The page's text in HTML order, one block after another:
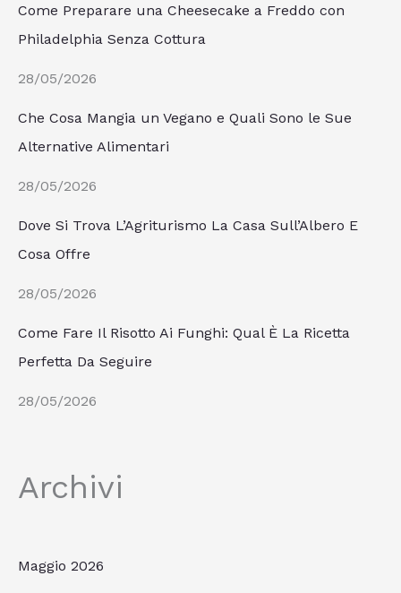
Come Preparare una Cheesecake a Freddo con
Philadelphia Senza Cottura
28/05/2026
Che Cosa Mangia un Vegano e Quali Sono le Sue
Alternative Alimentari
28/05/2026
Dove Si Trova L’Agriturismo La Casa Sull’Albero E
Cosa Offre
28/05/2026
Come Fare Il Risotto Ai Funghi: Qual È La Ricetta
Perfetta Da Seguire
28/05/2026
Archivi
Maggio 2026